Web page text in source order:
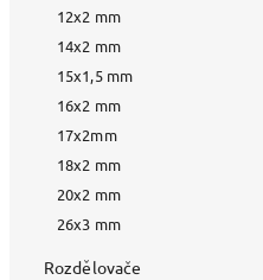
12x2 mm
14x2 mm
15x1,5 mm
16x2 mm
17x2mm
18x2 mm
20x2 mm
26x3 mm
Rozdělovače